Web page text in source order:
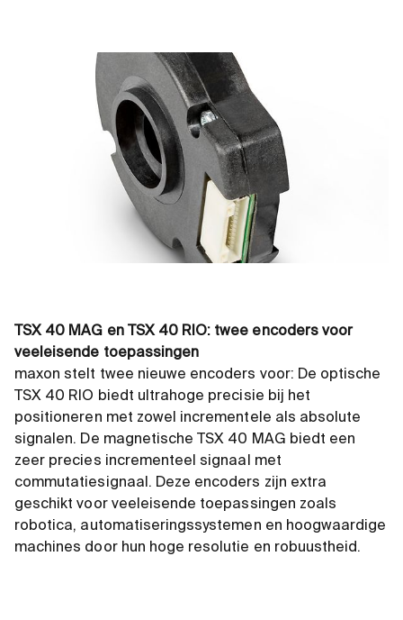
TSX 40 MAG en TSX 40 RIO: twee encoders voor
veeleisende toepassingen
maxon stelt twee nieuwe encoders voor: De optische
TSX 40 RIO biedt ultrahoge precisie bij het
positioneren met zowel incrementele als absolute
signalen. De magnetische TSX 40 MAG biedt een
zeer precies incrementeel signaal met
commutatiesignaal. Deze encoders zijn extra
geschikt voor veeleisende toepassingen zoals
robotica, automatiseringssystemen en hoogwaardige
machines door hun hoge resolutie en robuustheid.